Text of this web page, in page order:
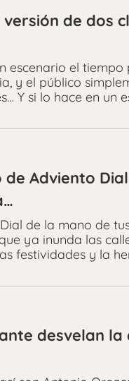
de dos
escenario el
y el público
Y si lo hace en un
Adviento
de la mano de
ya inunda las
festividades y la
desvelan